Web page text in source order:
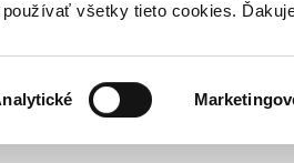
všetky tieto cookies.